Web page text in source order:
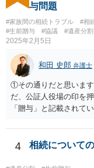
与問題
#家族間の相続トラブル #相
#生前贈与
#協議 #遺産分割
2025年2月5日
和田 史郎 弁護士
①その通りだと思いま
だ、公証人役場の印を
「贈与」と記載されて
わなければ、遺産分割
がしますね。
4 相続について